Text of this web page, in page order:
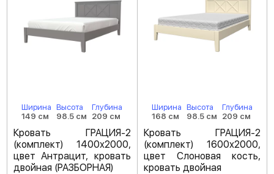
Ширина
149 см
Высота
98.5 см
Глубина
209 см
Кровать ГРАЦИЯ-2
(комплект) 1400х2000,
цвет Антрацит, кровать
двойная (РАЗБОРНАЯ)
Ширина
168 см
Высота
98.5 см
Глубина
209 см
Кровать ГРАЦИЯ-2
(комплект) 1600х2000,
цвет Слоновая кость,
кровать двойная